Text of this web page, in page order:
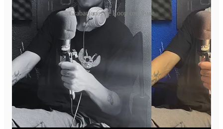
Grabaciones de Loop con Suae